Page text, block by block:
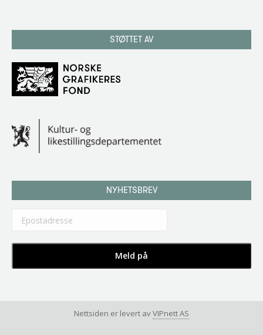
STØTTET AV
NYHETSBREV
Nettsiden er levert avVIPnett AS